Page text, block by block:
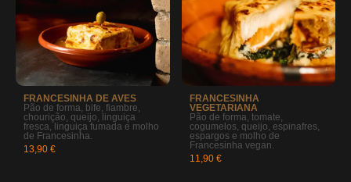
FRANCESINHA DE AVES
Pão de forma, bife, fiambre,
chourição, queijo, linguiça
fresca, linguiça fumada e molho
de Francesinha.
13,90 €
FRANCESINHA
VEGETARIANA
Pão de forma, tomate,
cogumelos, queijo, espinafres,
espargos e molho de
Francesinha vegan.
11,90 €